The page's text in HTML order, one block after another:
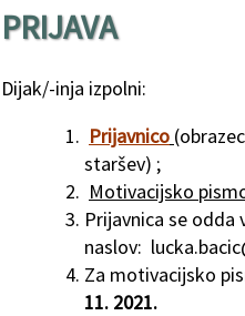
PRIJAVA
Dijak/-inja izpolni:
Prijavnico
staršev) ;
Motivacijsko
Prijavnica se
naslov:
Za motivacijsko
11. 2021.